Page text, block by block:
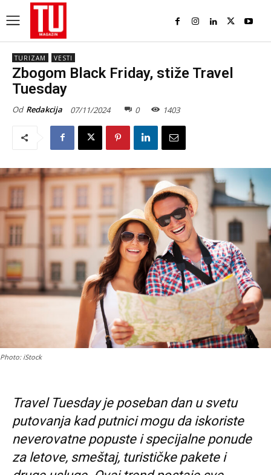
TURIZAM VESTI
Zbogom Black Friday, stiže Travel
Tuesday
Od Redakcija 07/11/2024 0 1403
Photo: iStock
Travel Tuesday je poseban dan u svetu
putovanja kad putnici mogu da iskoriste
neverovatne popuste i specijalne ponude
za letove, smeštaj, turističke pakete i